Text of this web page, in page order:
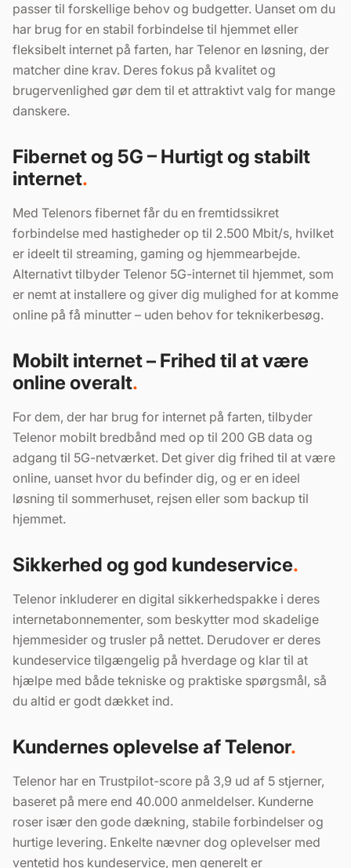
passer til forskellige behov og budgetter. Uanset om du
har brug for en stabil forbindelse til hjemmet eller
fleksibelt internet på farten, har Telenor en løsning, der
matcher dine krav. Deres fokus på kvalitet og
brugervenlighed gør dem til et attraktivt valg for mange
danskere.
Fibernet og 5G – Hurtigt og stabilt
internet
Med Telenors fibernet får du en fremtidssikret
forbindelse med hastigheder op til 2.500 Mbit/s, hvilket
er ideelt til streaming, gaming og hjemmearbejde.
Alternativt tilbyder Telenor 5G-internet til hjemmet, som
er nemt at installere og giver dig mulighed for at komme
online på få minutter – uden behov for teknikerbesøg.
Mobilt internet – Frihed til at være
online overalt
For dem, der har brug for internet på farten, tilbyder
Telenor mobilt bredbånd med op til 200 GB data og
adgang til 5G-netværket. Det giver dig frihed til at være
online, uanset hvor du befinder dig, og er en ideel
løsning til sommerhuset, rejsen eller som backup til
hjemmet.
Sikkerhed og god kundeservice
Telenor inkluderer en digital sikkerhedspakke i deres
internetabonnementer, som beskytter mod skadelige
hjemmesider og trusler på nettet. Derudover er deres
kundeservice tilgængelig på hverdage og klar til at
hjælpe med både tekniske og praktiske spørgsmål, så
du altid er godt dækket ind.
Kundernes oplevelse af Telenor
Telenor har en Trustpilot-score på 3,9 ud af 5 stjerner,
baseret på mere end 40.000 anmeldelser. Kunderne
roser især den gode dækning, stabile forbindelser og
hurtige levering. Enkelte nævner dog oplevelser med
ventetid hos kundeservice, men generelt er